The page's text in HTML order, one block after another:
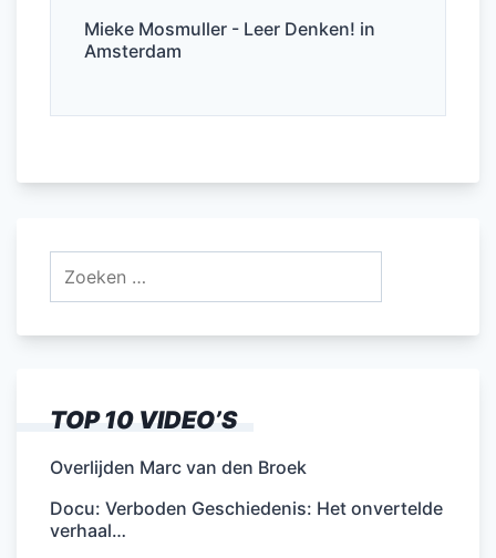
Mieke Mosmuller - Leer Denken! in
Amsterdam
TOP 10 VIDEO’S
Overlijden Marc van den Broek
Docu: Verboden Geschiedenis: Het onvertelde
verhaal…